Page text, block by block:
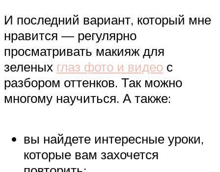
И последний вариант, который мне
нравится — регулярно
просматривать макияж для
зеленых глаз фото и видео с
разбором оттенков. Так можно
многому научиться. А также:
вы найдете интересные уроки,
которые вам захочется